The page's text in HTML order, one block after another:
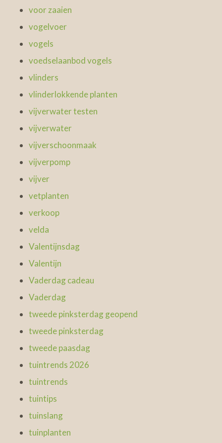
voor zaaien
vogelvoer
vogels
voedselaanbod vogels
vlinders
vlinderlokkende planten
vijverwater testen
vijverwater
vijverschoonmaak
vijverpomp
vijver
vetplanten
verkoop
velda
Valentijnsdag
Valentijn
Vaderdag cadeau
Vaderdag
tweede pinksterdag geopend
tweede pinksterdag
tweede paasdag
tuintrends 2026
tuintrends
tuintips
tuinslang
tuinplanten